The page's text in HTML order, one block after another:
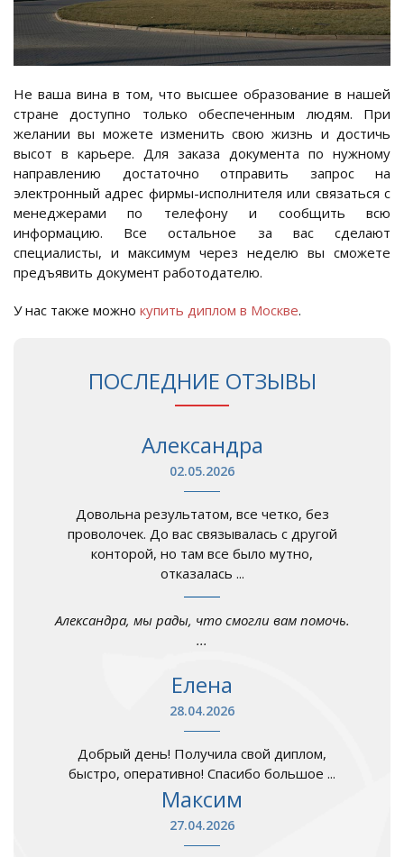
Не ваша вина в том, что высшее образование в нашей
стране доступно только обеспеченным людям. При
желании вы можете изменить свою жизнь и достичь
высот в карьере. Для заказа документа по нужному
направлению достаточно отправить запрос на
электронный адрес фирмы-исполнителя или связаться с
менеджерами по телефону и сообщить всю
информацию. Все остальное за вас сделают
специалисты, и максимум через неделю вы сможете
предъявить документ работодателю.
У нас также можно купить диплом в Москве.
ПОСЛЕДНИЕ ОТЗЫВЫ
Александра
02.05.2026
Довольна результатом, все четко, без
проволочек. До вас связывалась с другой
конторой, но там все было мутно,
отказалась ...
Александра, мы рады, что смогли вам помочь.
...
Елена
28.04.2026
Добрый день! Получила свой диплом,
быстро, оперативно! Спасибо большое ...
Максим
27.04.2026